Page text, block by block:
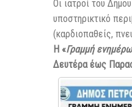
Οι ιατροί του
υποστηρικτικό
(καρδιοπαθείς,
Η «Γραμμή
Δευτέρα έως